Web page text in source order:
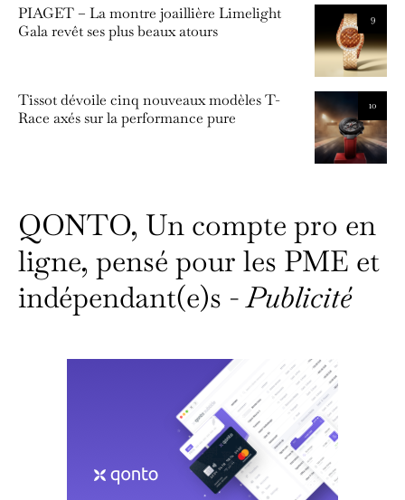
9
PIAGET – La montre joaillière Limelight
Gala revêt ses plus beaux atours
10
Tissot dévoile cinq nouveaux modèles T-
Race axés sur la performance pure
QONTO, Un compte pro en
ligne, pensé pour les PME et
indépendant(e)s -Publicité